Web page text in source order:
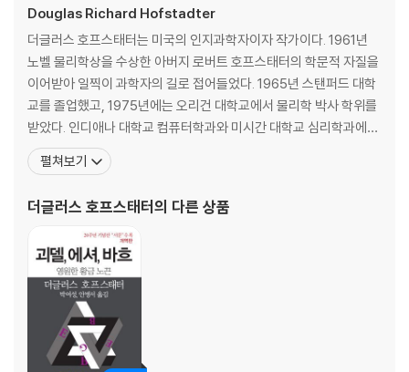
『사고의 본질』은 긴밀한 협업의 결과물이기도 하다. 1998년 불가리아에
서 열린 ‘유추’에 관한 한 컨퍼런스에서 파리 제8대학 인지 및 발달 심리학
교수인 에마뉘엘 상데 교수를 만나 학술적 교류를 하기 시작한다. 이후 상
데 교수가 펴낸 유추 작용과 범주화에 관한 책 『유추, 순진한 것에서 창의
적인 것까지Analogy, from the Naive to the Creative』를 읽고 단번
에 매료되어 영어 번역본을 출간하기를 자청한다. 이 아이디어는 번역에
책”을 쓰는 것으로 발전했다. 그렇게 시작된 두 학자의 공동 연구는 7년여
이른다.
이 책에서 지성의 연료이자 불길, 즉 원천이자 결과물이라고 말하는 ‘유
추’는 유사성을 인식하는 일, 방금 경험한 것과 이전에 경험한 것의 연결 고
리를 포착하는 일이다. 그리고 우리는 유추 작용과 거의 동시에 일어나는
‘범주화’를 통해 새로운 정보에 분명하든 모호하든 일련의 라벨을 붙이고
머릿속의 도서관을 정리한다. 두 학자가 사고의 본질이라고 주장하는 유추
작용과 범주화는 거의 매 순간 일어나기에 그 중요성을 간과하기 쉽다. 그
러나 『사고의 본질』 전체에 걸쳐 벌어지는 유추 작용과 범주화를 따라가다
색인Douglas Richard Hofstadter
더글러스 호프스태터는 미국의 인지과학자이자 작가이다. 1961년
노벨 물리학상을 수상한 아버지 로버트 호프스태터의 학문적 자질을
이어받아 일찍이 과학자의 길로 접어들었다. 1965년 스탠퍼드 대학
교를 졸업했고, 1975년에는 오리건 대학교에서 물리학 박사 학위를
받았다. 인디애나 대학교 컴퓨터학과와 미시간 대학교 심리학과에서
인공지능 연구에 몰두했다. 독일 레겐스부르크 대학교, 미국 인디애
나 대학교와 MIT 등 여러 대학교의 객원교수를 역임했다. 현재 인디
린스턴 대학교와 하버드 대학교에서 과학철학, 비교문학, 심리학
펼쳐보기
더글러스 호프스태터의 다른 상품